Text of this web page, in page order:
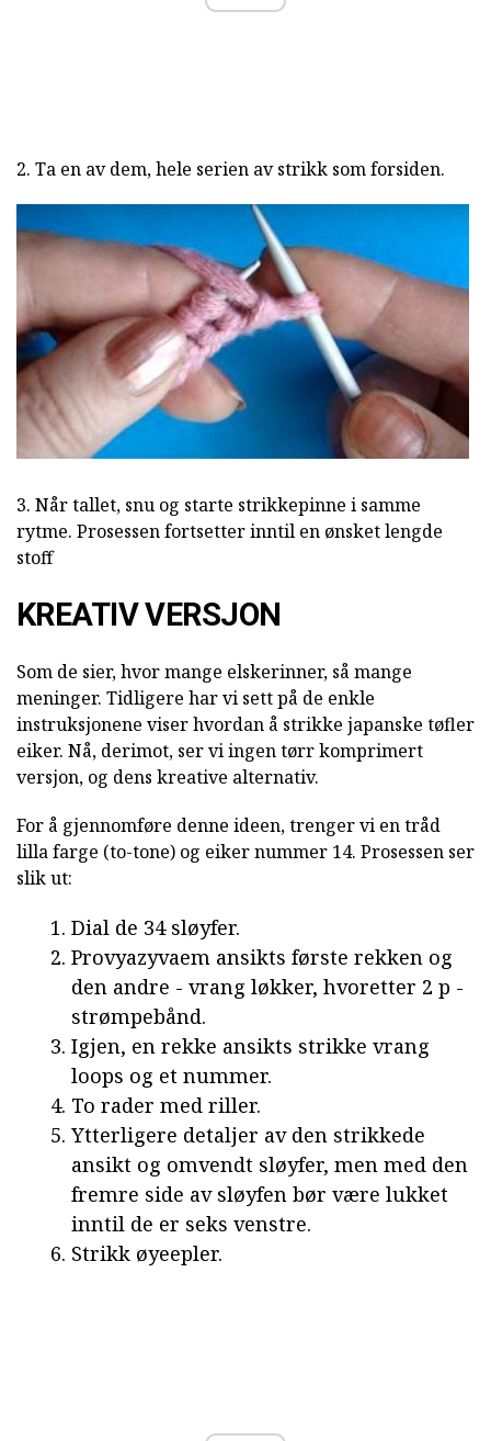
2. Ta en av dem, hele serien av strikk som forsiden.
3. Når tallet, snu og starte strikkepinne i samme
rytme. Prosessen fortsetter inntil en ønsket lengde
stoff
KREATIV VERSJON
Som de sier, hvor mange elskerinner, så mange
meninger. Tidligere har vi sett på de enkle
instruksjonene viser hvordan å strikke japanske tøfler
eiker. Nå, derimot, ser vi ingen tørr komprimert
versjon, og dens kreative alternativ.
For å gjennomføre denne ideen, trenger vi en tråd
lilla farge (to-tone) og eiker nummer 14. Prosessen ser
slik ut:
Dial de 34 sløyfer.
Provyazyvaem ansikts første rekken og
den andre - vrang løkker, hvoretter 2 p -
strømpebånd.
Igjen, en rekke ansikts strikke vrang
loops og et nummer.
To rader med riller.
Ytterligere detaljer av den strikkede
ansikt og omvendt sløyfer, men med den
fremre side av sløyfen bør være lukket
inntil de er seks venstre.
Strikk øyeepler.